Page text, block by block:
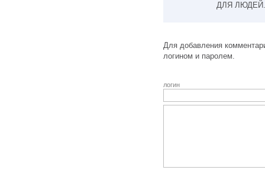
ДЛЯ ЛЮДЕЙ.
Для добавления
логином и паролем.
логин